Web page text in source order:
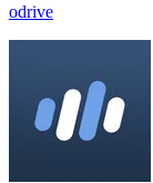
odrive